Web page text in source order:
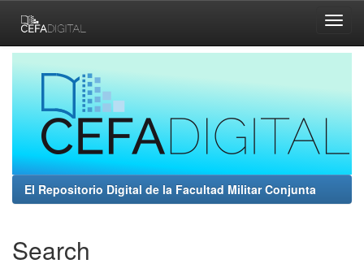
navigation
El Repositorio Digital de la Facultad Militar Conjunta
Search